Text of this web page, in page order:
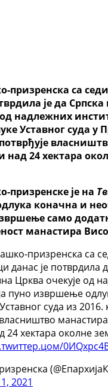
призренска са
је да Српска
надлежних
Уставног суда у
над 24 хектара
призренске је на
коначна и
само
манастира
призренска са
данас је потврдила
Црква очекује од
пуно извршење
суда из 2016.
24 хектара околне
2021